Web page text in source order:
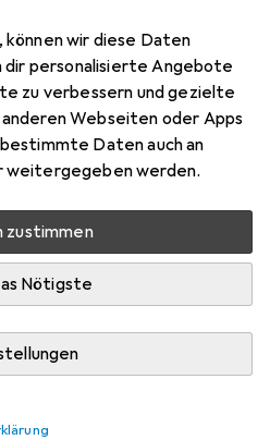
können wir diese Daten
dir personalisierte Angebote
zu verbessern und gezielte
Webseiten oder Apps
Daten auch an
werden.
zustimmen
Nötigste
Marke
Mehr von Vallorbe
Fr, 14.8. geliefert
Lieferanten
Lieferzeit
Warenkorb